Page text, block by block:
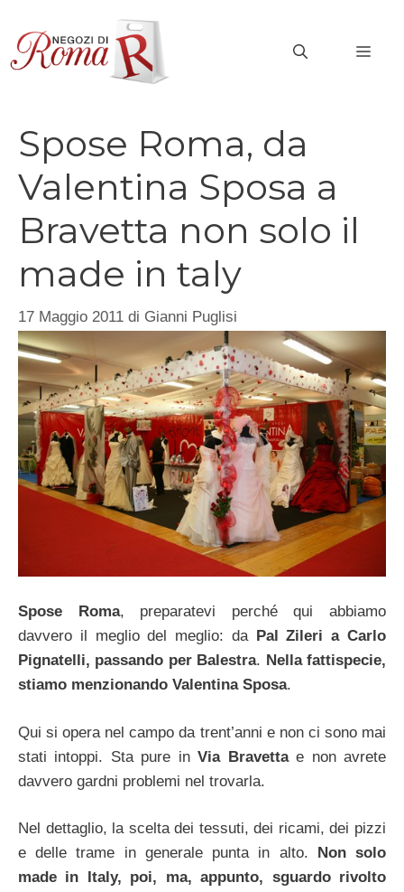
contenuto
Spose Roma, da
Valentina Sposa a
Bravetta non solo il
made in taly
17 Maggio 2011 di Gianni Puglisi
Spose Roma, preparatevi perché qui abbiamo
davvero il meglio del meglio: da Pal Zileri a Carlo
Pignatelli, passando per Balestra. Nella fattispecie,
stiamo menzionando Valentina Sposa.
Qui si opera nel campo da trent’anni e non ci sono mai
stati intoppi. Sta pure inVia Bravettae non avrete
davvero gardni problemi nel trovarla.
Nel dettaglio, la scelta dei tessuti, dei ricami, dei pizzi
e delle trame in generale punta in alto. Non solo
made in Italy, poi, ma, appunto, sguardo rivolto